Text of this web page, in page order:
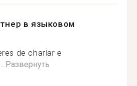
в языковом
de charlar e
Развернуть